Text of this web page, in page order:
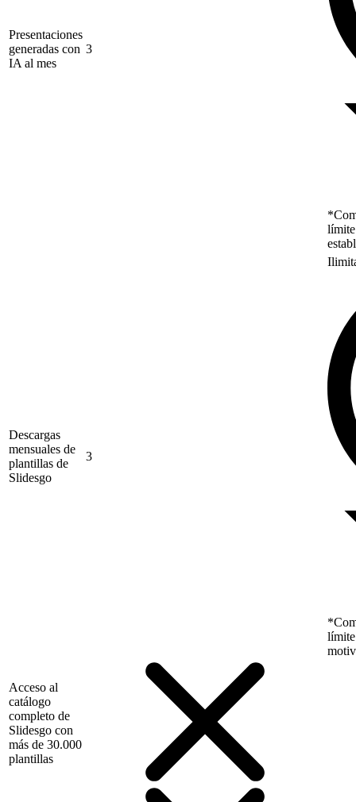
Presentaciones
generadas con
IA al mes
3
Descargas
mensuales de
plantillas de
Slidesgo
3
límite
Acceso al
catálogo
completo de
Slidesgo con
más de 30.000
plantillas